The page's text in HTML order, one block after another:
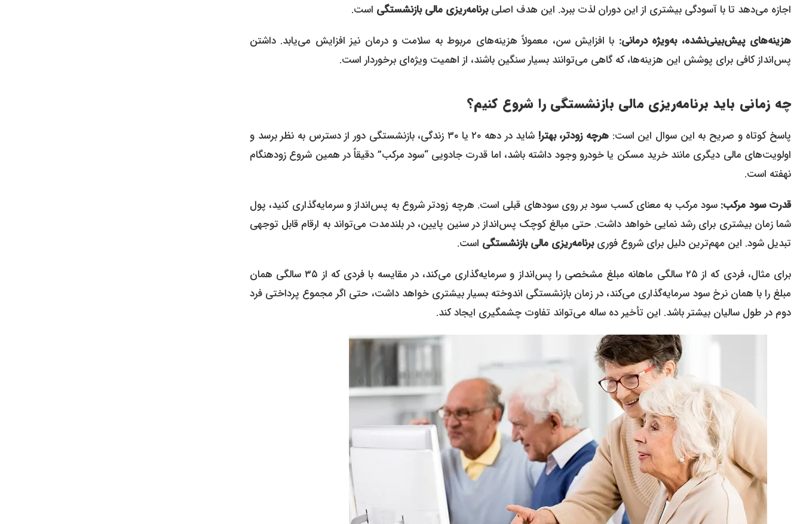
اجازه می‌دهد تا با آسودگی بیشتری از این دوران لذت ببرد. این هدف اصلیبرنامه‌ریزی مالی بازنشستگی است.
هزینه‌های پیش‌بینی‌نشده، به‌ویژه درمانی: با افزایش سن، معمولاً هزینه‌های مربوط به سلامت و درمان نیز افزایش می‌یابد. داشتن
پس‌انداز کافی برای پوشش این هزینه‌ها، که گاهی می‌توانند بسیار سنگین باشند، از اهمیت ویژه‌ای برخوردار است.
چه زمانی باید برنامه‌ریزی مالی بازنشستگی را شروع کنیم؟
پاسخ کوتاه و صریح به این سوال این است: هرچه زودتر، بهتر!
شاید در دهه ۲۰ یا ۳۰ زندگی، بازنشستگی دور از دسترس به نظر برسد و
اولویت‌های مالی دیگری مانند خرید مسکن یا خودرو وجود داشته باشد، اما قدرت جادویی “سود مرکب” دقیقاً در همین شروع زودهنگام
نهفته است.
قدرت سود مرکب: سود مرکب به معنای کسب سود بر روی سودهای قبلی است. هرچه زودتر شروع به پس‌انداز و سرمایه‌گذاری کنید، پول
شما زمان بیشتری برای رشد نمایی خواهد داشت. حتی مبالغ کوچک پس‌انداز در سنین پایین، در بلندمدت می‌تواند به ارقام قابل توجهی
تبدیل شود. این مهم‌ترین دلیل برای شروع فوریبرنامه‌ریزی مالی بازنشستگی است.
برای مثال، فردی که از ۲۵ سالگی ماهانه مبلغ مشخصی را پس‌انداز و سرمایه‌گذاری می‌کند، در مقایسه با فردی که از ۳۵ سالگی همان
مبلغ را با همان نرخ سود سرمایه‌گذاری می‌کند، در زمان بازنشستگی اندوخته بسیار بیشتری خواهد داشت، حتی اگر مجموع پرداختی فرد
دوم در طول سالیان بیشتر باشد. این تأخیر ده ساله می‌تواند تفاوت چشمگیری ایجاد کند.